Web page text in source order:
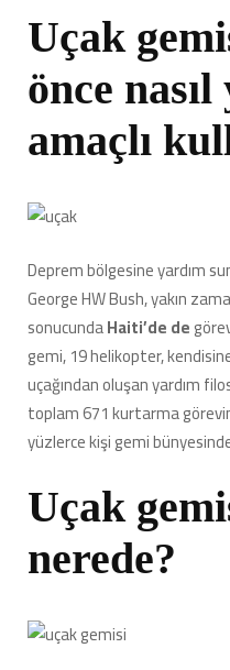
Uçak
önce
amaçlı
Deprem bölgesine yardım
George HW Bush, yakın
sonucundaHaiti’de de
gemi, 19 helikopter,
uçağından oluşan yardım
toplam 671 kurtarma
yüzlerce kişi gemi
Uçak
nerede?